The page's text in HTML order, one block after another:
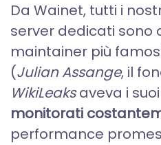
Da Wainet, tutti i
server dedicati sono
maintainer più
(Julian Assange, il
WikiLeaksaveva i suoi
monitorati
performance